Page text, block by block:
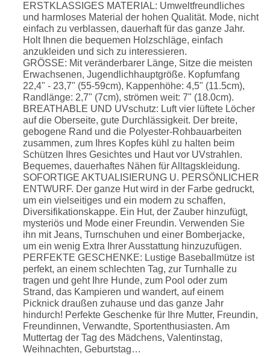
ERSTKLASSIGES MATERIAL: Umweltfreundliches
und harmloses Material der hohen Qualität. Mode, nicht
einfach zu verblassen, dauerhaft für das ganze Jahr.
Holt Ihnen die bequemen Holzschläge, einfach
anzukleiden und sich zu interessieren.
GRÖSSE: Mit veränderbarer Länge, Sitze die meisten
Erwachsenen, Jugendlichhauptgröße. Kopfumfang
22,4" - 23,7" (55-59cm), Kappenhöhe: 4,5" (11.5cm),
Randlänge: 2,7" (7cm), strömen weit: 7" (18.0cm).
BREATHABLE UND UVschutz: Luft vier lüftete Löcher
auf die Oberseite, gute Durchlässigkeit. Der breite,
gebogene Rand und die Polyester-Rohbauarbeiten
zusammen, zum Ihres Kopfes kühl zu halten beim
Schützen Ihres Gesichtes und Haut vor UVstrahlen.
Bequemes, dauerhaftes Nähen für Alltagskleidung.
SOFORTIGE AKTUALISIERUNG U. PERSÖNLICHER
ENTWURF. Der ganze Hut wird in der Farbe gedruckt,
um ein vielseitiges und ein modern zu schaffen,
Diversifikationskappe. Ein Hut, der Zauber hinzufügt,
mysteriös und Mode einer Freundin. Verwenden Sie
ihn mit Jeans, Turnschuhen und einer Bomberjacke,
um ein wenig Extra Ihrer Ausstattung hinzuzufügen.
PERFEKTE GESCHENKE: Lustige Baseballmütze ist
perfekt, an einem schlechten Tag, zur Turnhalle zu
tragen und geht Ihre Hunde, zum Pool oder zum
Strand, das Kampieren und wandert, auf einem
Picknick draußen zuhause und das ganze Jahr
hindurch! Perfekte Geschenke für Ihre Mutter, Freundin,
Freundinnen, Verwandte, Sportenthusiasten. Am
Muttertag der Tag des Mädchens, Valentinstag,
Weihnachten, Geburtstag…